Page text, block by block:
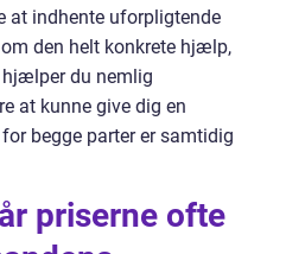
at indhente uforpligtende
den helt konkrete hjælp,
hjælper du nemlig
at kunne give dig en
begge parter er samtidig
priserne ofte